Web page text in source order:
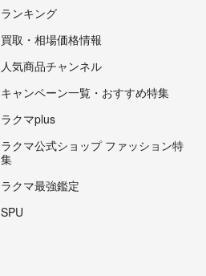
ランキング
買取・相場価格情報
人気商品チャンネル
キャンペーン一覧・おすすめ特集
ラクマplus
ラクマ公式ショップ ファッション特
集
ラクマ最強鑑定
SPU